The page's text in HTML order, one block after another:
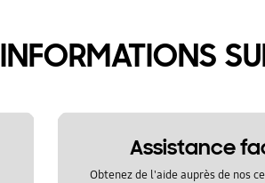
INFORMATIONS
Assistance
Obtenez de l'aide auprès de nos